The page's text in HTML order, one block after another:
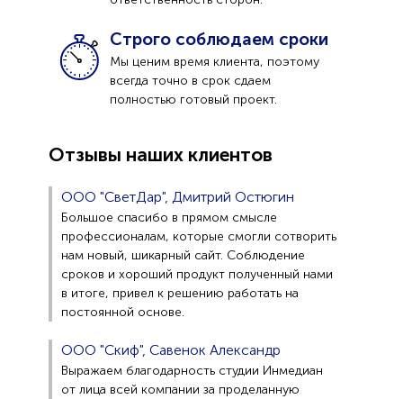
Строго соблюдаем сроки
Мы ценим время клиента, поэтому
всегда точно в срок сдаем
полностью готовый проект.
Отзывы наших клиентов
ООО "СветДар", Дмитрий Остюгин
Большое спасибо в прямом смысле
профессионалам, которые смогли сотворить
нам новый, шикарный сайт. Соблюдение
сроков и хороший продукт полученный нами
в итоге, привел к решению работать на
постоянной основе.
ООО "Скиф", Савенок Александр
Выражаем благодарность студии Инмедиан
от лица всей компании за проделанную